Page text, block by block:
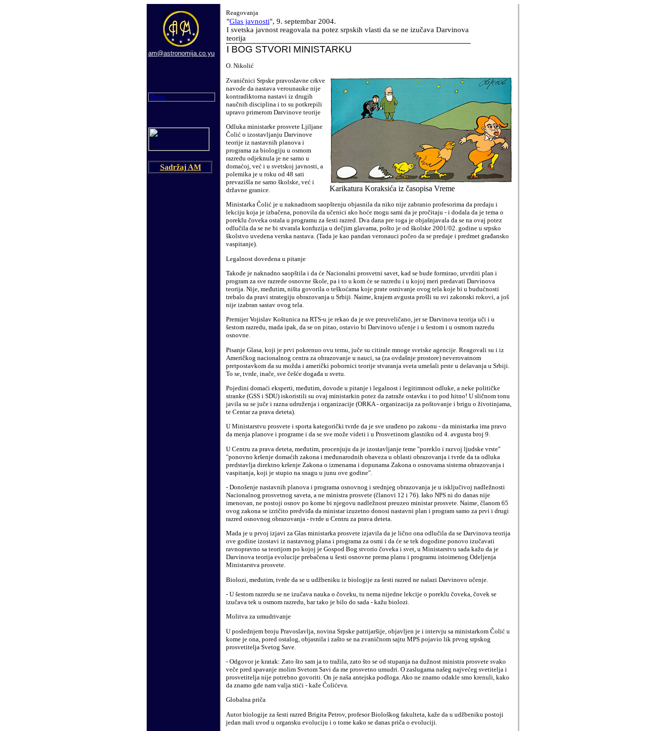
am@astronomija.co.yu
Život
Sadržaj AM
Reagovanja
"Glas javnosti", 9. septembar 2004.
I svetska javnost reagovala na potez srpskih vlasti da se ne izučava Darvinova
teorija
I BOG STVORI MINISTARKU
O. Nikolić
Karikatura Koraksića iz časopisa Vreme
Zvaničnici Srpske pravoslavne crkve
navode da nastava verounauke nije
kontradiktorna nastavi iz drugih
naučnih disciplina i to su potkrepili
upravo primerom Darvinove teorije
Odluka ministarke prosvete Ljiljane
Čolić o izostavljanju Darvinove
teorije iz nastavnih planova i
programa za biologiju u osmom
razredu odjeknula je ne samo u
domaćoj, već i u svetskoj javnosti, a
polemika je u roku od 48 sati
prevazišla ne samo školske, već i
državne granice.
Ministarka Čolić je u naknadnom saopštenju objasnila da niko nije zabranio profesorima da predaju i
lekciju koja je izbačena, ponovila da učenici ako hoće mogu sami da je pročitaju - i dodala da je tema o
poreklu čoveka ostala u programu za šesti razred. Dva dana pre toga je objašnjavala da se na ovaj potez
odlučila da se ne bi stvarala konfuzija u dečjim glavama, pošto je od školske 2001/02. godine u srpsko
školstvo uvedena verska nastava. (Tada je kao pandan veronauci počeo da se predaje i predmet građansko
vaspitanje).
Legalnost dovedena u pitanje
Takođe je naknadno saopštila i da će Nacionalni prosvetni savet, kad se bude formirao, utvrditi plan i
program za sve razrede osnovne škole, pa i to u kom će se razredu i u kojoj meri predavati Darvinova
teorija. Nije, međutim, ništa govorila o teškoćama koje prate osnivanje ovog tela koje bi u budućnosti
trebalo da pravi strategiju obrazovanja u Srbiji. Naime, krajem avgusta prošli su svi zakonski rokovi, a još
nije izabran sastav ovog tela.
Premijer Vojislav Koštunica na RTS-u je rekao da je sve preuveličano, jer se Darvinova teorija uči i u
šestom razredu, mada ipak, da se on pitao, ostavio bi Darvinovo učenje i u šestom i u osmom razredu
osnovne.
Pisanje Glasa, koji je prvi pokrenuo ovu temu, juče su citirale mnoge svetske agencije. Reagovali su i iz
Američkog nacionalnog centra za obrazovanje u nauci, sa (za ovdašnje prostore) neverovatnom
pretpostavkom da su možda i američki pobornici teorije stvaranja sveta umešali prste u dešavanja u Srbiji.
To se, tvrde, inače, sve češće događa u svetu.
Pojedini domaći eksperti, međutim, dovode u pitanje i legalnost i legitimnost odluke, a neke političke
stranke (GSS i SDU) iskoristili su ovaj ministarkin potez da zatraže ostavku i to pod hitno! U sličnom tonu
javila su se juče i razna udruženja i organizacije (ORKA - organizacija za poštovanje i brigu o životinjama,
te Centar za prava deteta).
U Ministarstvu prosvete i sporta kategorički tvrde da je sve urađeno po zakonu - da ministarka ima pravo
da menja planove i programe i da se sve može videti i u Prosvetinom glasniku od 4. avgusta broj 9.
U Centru za prava deteta, međutim, procenjuju da je izostavljanje teme "poreklo i razvoj ljudske vrste"
"ponovno kršenje domaćih zakona i međunarodnih obaveza u oblasti obrazovanja i tvrde da ta odluka
predstavlja direktno kršenje Zakona o izmenama i dopunama Zakona o osnovama sistema obrazovanja i
vaspitanja, koji je stupio na snagu u junu ove godine".
- Donošenje nastavnih planova i programa osnovnog i srednjeg obrazovanja je u isključivoj nadležnosti
Nacionalnog prosvetnog saveta, a ne ministra prosvete (članovi 12 i 76). Iako NPS ni do danas nije
imenovan, ne postoji osnov po kome bi njegovu nadležnost preuzeo ministar prosvete. Naime, članom 65
ovog zakona se izričito predviđa da ministar izuzetno donosi nastavni plan i program samo za prvi i drugi
razred osnovnog obrazovanja - tvrde u Centru za prava deteta.
Mada je u prvoj izjavi za Glas ministarka prosvete izjavila da je lično ona odlučila da se Darvinova teorija
ove godine izostavi iz nastavnog plana i programa za osmi i da će se tek dogodine ponovo izučavati
ravnopravno sa teorijom po kojoj je Gospod Bog stvorio čoveka i svet, u Ministarstvu sada kažu da je
Darvinova teorija evolucije prebačena u šesti osnovne prema planu i programu istoimenog Odeljenja
Ministarstva prosvete.
Biolozi, međutim, tvrde da se u udžbeniku iz biologije za šesti razred ne nalazi Darvinovo učenje.
- U šestom razredu se ne izučava nauka o čoveku, tu nema nijedne lekcije o poreklu čoveka, čovek se
izučava tek u osmom razredu, bar tako je bilo do sada - kažu biolozi.
Molitva za umudrivanje
U poslednjem broju Pravoslavlja, novina Srpske patrijaršije, objavljen je i intervju sa ministarkom Čolić u
kome je ona, pored ostalog, objasnila i zašto se na zvaničnom sajtu MPS pojavio lik prvog srpskog
prosvetitelja Svetog Save.
- Odgovor je kratak: Zato što sam ja to tražila, zato što se od stupanja na dužnost ministra prosvete svako
veče pred spavanje molim Svetom Savi da me prosvetno umudri. O zaslugama našeg najvećeg svetitelja i
prosvetitelja nije potrebno govoriti. On je naša antejska podloga. Ako ne znamo odakle smo krenuli, kako
da znamo gde nam valja stići - kaže Čolićeva.
Globalna priča
Autor biologije za šesti razred Brigita Petrov, profesor Biološkog fakulteta, kaže da u udžbeniku postoji
jedan mali uvod u organsku evoluciju i o tome kako se danas priča o evoluciji.